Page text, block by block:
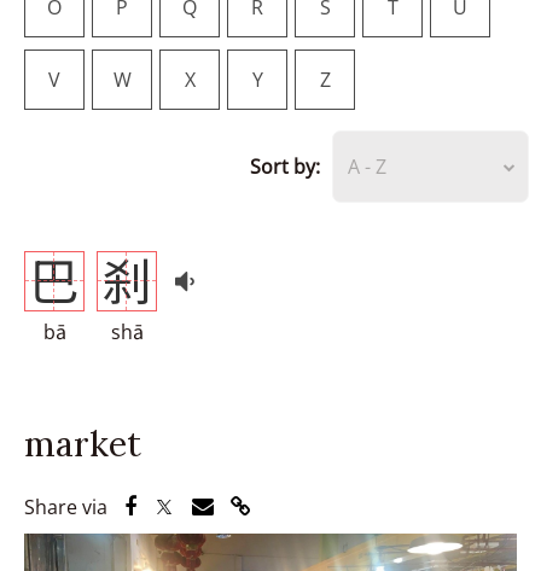
O P Q R S T U
V W X Y Z
Sort by: A - Z
巴
bā
刹
shā
market
Share via Share via Facebook
Share via Twitter
Share via Email
Share via Link